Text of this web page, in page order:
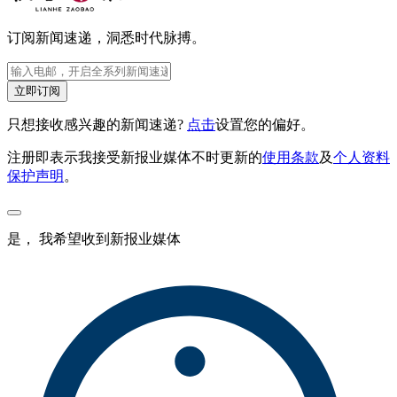
订阅新闻速递，洞悉时代脉搏。
立即订阅
只想接收感兴趣的新闻速递? 点击设置您的偏好。
注册即表示我接受新报业媒体不时更新的使用条款及个人资料
保护声明 。
是， 我希望收到新报业媒体